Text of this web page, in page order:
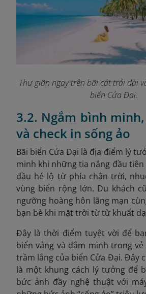
Thư giãn ngay trên bãi cát trải dài
biển Cửa Đại.
3.2. Ngắm bình
và check in sống ảo
Bãi biển Cửa Đại là địa điểm lý
minh khi những tia nắng đầu
đầu hé lộ từ phía chân trời,
vùng biển rộng lớn. Du khách
ngưỡng hoàng hôn lãng mạn
bạn bè khi mặt trời từ từ khuất
Đây là thời điểm tuyệt vời để
biển vắng và đắm mình trong
trầm lắng của biển Cửa Đại. Đây
là một khung cách lý tưởng để
bức ảnh đầy nghệ thuật với